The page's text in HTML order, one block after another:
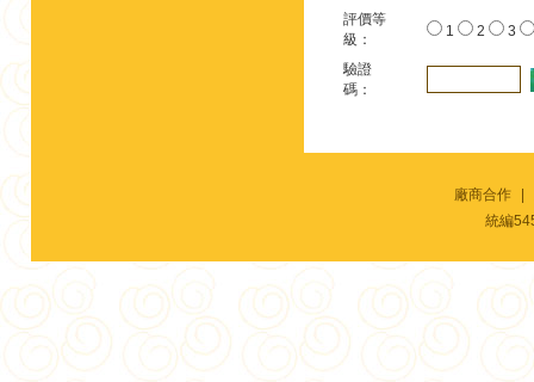
評價等
級：
1 2 3
驗證
碼：
廠商合作
統編